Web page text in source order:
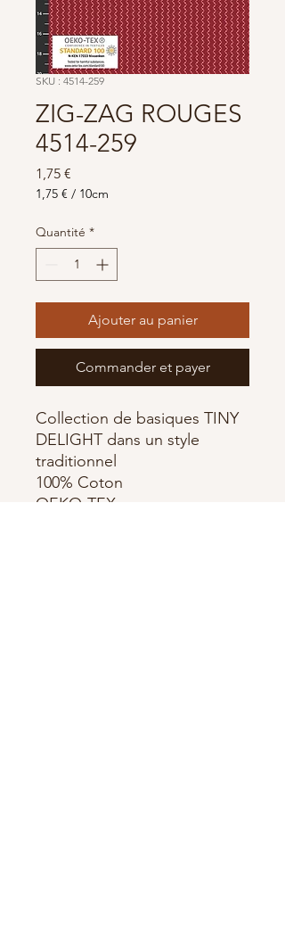
SKU : 4514-259
ZIG-ZAG ROUGES
4514-259
1,75 €
1,75 € / 10cm
pour
10
Centimètres
Quantité *
Ajouter au panier
Commander et payer
Collection de basiques TINY
DELIGHT dans un style
traditionnel
100% Coton
OEKO-TEX